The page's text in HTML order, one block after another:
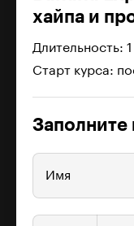
хайпа и
Длительность:
Старт курса:
Заполните
Имя